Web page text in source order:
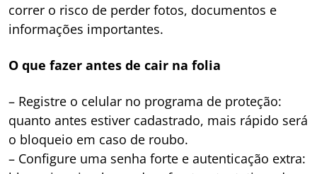
correr o risco de perder fotos, documentos e
informações importantes.
O que fazer antes de cair na folia
– Registre o celular no programa de proteção:
quanto antes estiver cadastrado, mais rápido será
o bloqueio em caso de roubo.
– Configure uma senha forte e autenticação extra: